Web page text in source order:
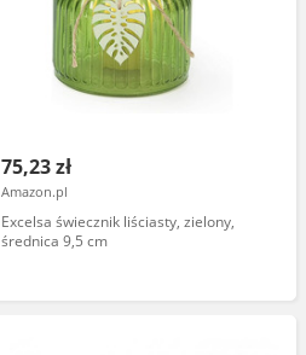
75,23 zł
Amazon.pl
Excelsa świecznik liściasty, zielony,
średnica 9,5 cm